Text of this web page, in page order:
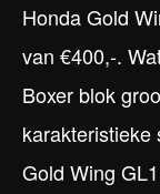
Honda Gold
van €400,-.
Boxer blok
karakteristieke
Gold Wing